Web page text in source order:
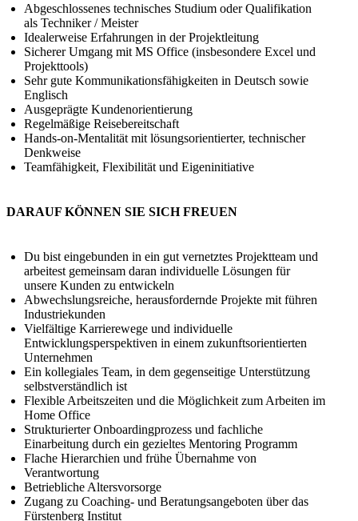
Abgeschlossenes technisches Studium oder Qualifikation
als Techniker / Meister
Idealerweise Erfahrungen in der Projektleitung
Sicherer Umgang mit MS Office (insbesondere Excel und
Projekttools)
Sehr gute Kommunikationsfähigkeiten in Deutsch sowie
Englisch
Ausgeprägte Kundenorientierung
Regelmäßige Reisebereitschaft
Hands-on-Mentalität mit lösungsorientierter, technischer
Denkweise
Teamfähigkeit, Flexibilität und Eigeninitiative
DARAUF KÖNNEN SIE SICH FREUEN
Du bist eingebunden in ein gut vernetztes Projektteam und
arbeitest gemeinsam daran individuelle Lösungen für
unsere Kunden zu entwickeln
Abwechslungsreiche, herausfordernde Projekte mit führen
Industriekunden
Vielfältige Karrierewege und individuelle
Entwicklungsperspektiven in einem zukunftsorientierten
Unternehmen
Ein kollegiales Team, in dem gegenseitige Unterstützung
selbstverständlich ist
Flexible Arbeitszeiten und die Möglichkeit zum Arbeiten im
Home Office
Strukturierter Onboardingprozess und fachliche
Einarbeitung durch ein gezieltes Mentoring Programm
Flache Hierarchien und frühe Übernahme von
Verantwortung
Betriebliche Altersvorsorge
Zugang zu Coaching- und Beratungsangeboten über das
Fürstenberg Institut